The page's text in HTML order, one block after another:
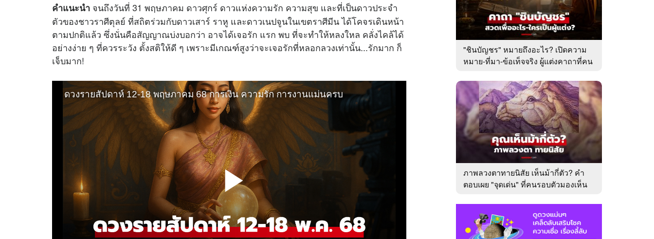
คำแนะนำ จนถึงวันที่ 31 พฤษภาคม ดาวศุกร์ ดาวแห่งความรัก ความสุข และที่เป็นดาวประจำ
ตัวของชาวราศีตุลย์ ที่สถิตร่วมกับดาวเสาร์ ราหู และดาวเนปจูนในเขตราศีมีน ได้โคจรเดินหน้า
ตามปกติแล้ว ซึ่งนั่นคือสัญญาณบ่งบอกว่า อาจได้เจอรัก แรก พบ ที่จะทำให้หลงใหล คลั่งไคล้ได้
อย่างง่าย ๆ ที่ควรระวัง ตั้งสติให้ดี ๆ เพราะมีเกณฑ์สูงว่าจะเจอรักที่หลอกลวงเท่านั้น...รักมาก ก็
เจ็บมาก!
"ชินบัญชร" หมายถึงอะไร? เปิดความ
หมาย-ที่มา-ข้อเท็จจริง ผู้แต่งคาถาที่คน
ภาพลวงตาทายนิสัย เห็นม้ากี่ตัว? คำ
ตอบเผย "จุดเด่น" ที่คนรอบตัวมองเห็น